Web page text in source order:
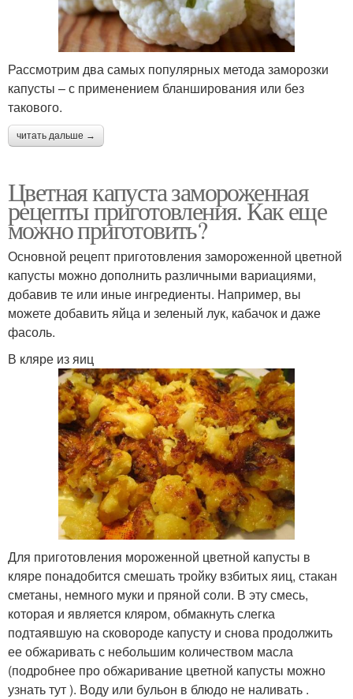
Рассмотрим два самых популярных метода заморозки
капусты – с применением бланширования или без
такового.
читать дальше →
Цветная капуста замороженная
рецепты приготовления. Как еще
можно приготовить?
Основной рецепт приготовления замороженной цветной
капусты можно дополнить различными вариациями,
добавив те или иные ингредиенты. Например, вы
можете добавить яйца и зеленый лук, кабачок и даже
фасоль.
В кляре из яиц
Для приготовления мороженной цветной капусты в
кляре понадобится смешать тройку взбитых яиц, стакан
сметаны, немного муки и пряной соли. В эту смесь,
которая и является кляром, обмакнуть слегка
подтаявшую на сковороде капусту и снова продолжить
ее обжаривать с небольшим количеством масла
(подробнее про обжаривание цветной капусты можно
узнать тут ). Воду или бульон в блюдо не наливать .